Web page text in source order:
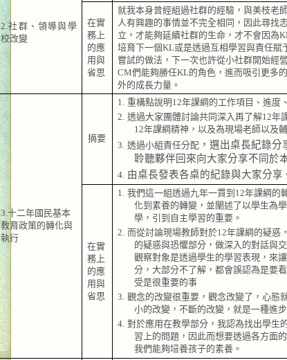
2.社群、領導與學
校改變
在實
務上
的應
用與
省思
就我本身曾經組過社群的經驗，與美枝老
人有興趣的事情並不完全相同，因此尋找
立，才能夠延續社群的生命，才不會因為
培育下一個KL或是透過互相學習與責任賦
嘗試的做法，下一次也許從小社群開始經
CM們能夠勝任KL的角色，進而吸引更多
外的成長力量。
3.十二年國民基本
教育政策的轉化與
執行
摘要
1. 重構點說明 12年課綱的工作項目、進度
2. 透過大家團體討論共同深入再了解12年
12年課綱精神，以及為現場老師以及
3. 透過小組責任分配 ，選出桌長紀錄
聆聽夥伴回來向大家分享不同於
4. 由桌長發表各桌的紀錄與大家分享
在實
務上
的應
用與
省思
1. 我們這一組透過九年一貫到 12年課綱的
化到素養的轉變，並闡述了以學生為
學，引到自主學習的重要。
2. 而從討論現場教師對於12年課綱的疑惑
的疑惑與恐懼部分，做深入的對話與
觀察對象是透過學生的學習表現，來
分，大部分不了解，都會誤認為是要
受是很重要的事
3. 觀念的改變很重要，觀念改變了，心態
小的改變，不斷的改變，就是一種進
4. 對於應用在教學部分，我認為找出學生
習上的問題，因此而想要透過各方面
我們能夠培養孩子的素養。